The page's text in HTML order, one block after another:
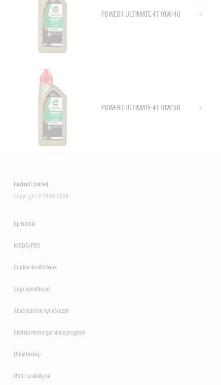
POWER1 ULTIMATE 4T 10W-40
POWER1 ULTIMATE 4T 10W-50
Castrol Limited
Copyright © 1999–2026
bp Global
MSDS/PDS
Cookie-beállítások
Jogi nyilatkozat
Adatvédelmi nyilatkozat
Castrol motor garancia program
Oldaltérkép
HSSE szabályzat